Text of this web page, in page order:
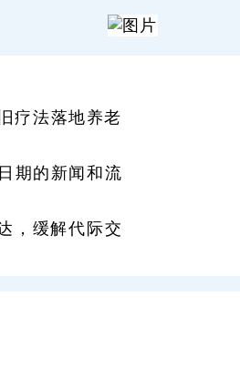
疗法落地养老
期的新闻和流
，缓解代际交